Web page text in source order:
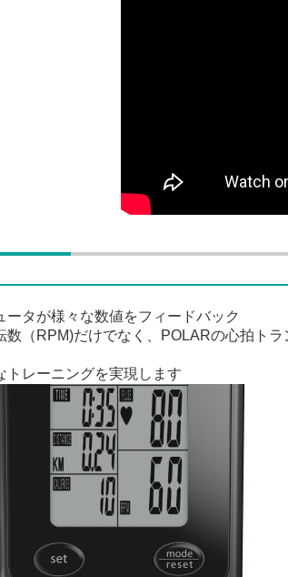
ータが様々な数値をフィードバック
数（RPM)だけでなく、POLARの心拍トラ
トレーニングを実現します